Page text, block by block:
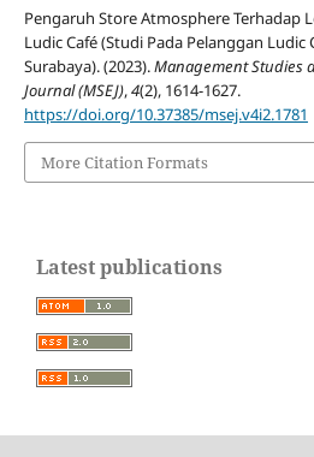
Pengaruh Store Atmosphere Terhadap
Ludic Café (Studi Pada Pelanggan Ludic
Surabaya). (2023).Management Studies
Journal (MSEJ),4(2), 1614-1627.
https://doi.org/10.37385/msej.v4i2.1781
More Citation Formats
Latest publications